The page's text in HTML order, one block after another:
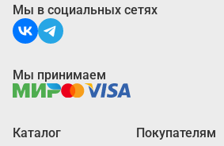
Каталог Покупателям
Мы в социальных сетях
Мы принимаем